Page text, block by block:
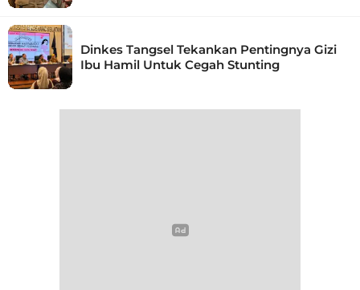
Dinkes Tangsel Tekankan Pentingnya Gizi
Ibu Hamil Untuk Cegah Stunting